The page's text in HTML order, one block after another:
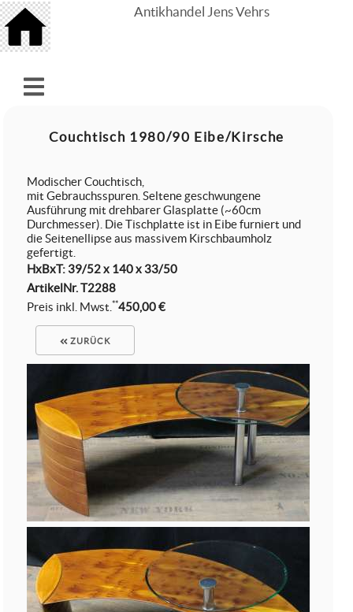
Antikhandel Jens Vehrs
Couchtisch 1980/90 Eibe/Kirsche
Modischer Couchtisch,
mit Gebrauchsspuren. Seltene geschwungene
Ausführung mit drehbarer Glasplatte (~60cm
Durchmesser). Die Tischplatte ist in Eibe furniert und
die Seitenellipse aus massivem Kirschbaumholz
gefertigt.
HxBxT: 39/52 x 140 x 33/50
ArtikelNr.T2288
Preis inkl. Mwst.**450,00 €
ZURÜCK